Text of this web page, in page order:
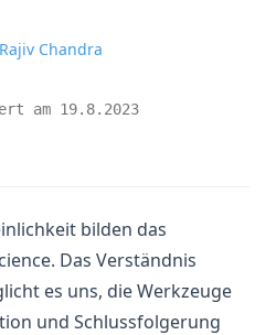
Name
Rajiv Chandra
am 19.8.2023
bilden das
Das Verständnis
es uns, die Werkzeuge
und Schlussfolgerung